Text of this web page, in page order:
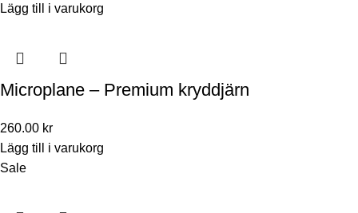
Lägg till i varukorg
Microplane – Premium kryddjärn
260.00 kr
Lägg till i varukorg
Sale